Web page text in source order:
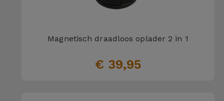
Magnetisch draadloos oplader 2 in 1
€ 39,95